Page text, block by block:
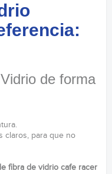
de forma
claros, para que no
fibra de vidrio cafe racer